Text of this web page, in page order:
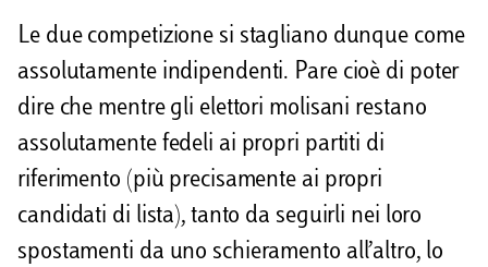
Le due competizione si stagliano dunque come
assolutamente indipendenti. Pare cioè di poter
dire che mentre gli elettori molisani restano
assolutamente fedeli ai propri partiti di
riferimento (più precisamente ai propri
candidati di lista), tanto da seguirli nei loro
spostamenti da uno schieramento all’altro, lo